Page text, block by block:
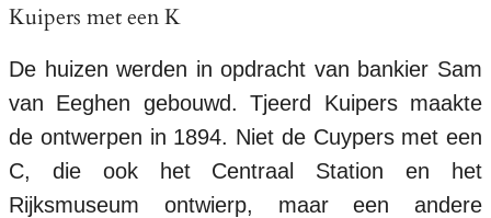
Kuipers met een K
De huizen werden in opdracht van bankier Sam
van Eeghen gebouwd. Tjeerd Kuipers maakte
de ontwerpen in 1894. Niet de Cuypers met een
C, die ook het Centraal Station en het
Rijksmuseum ontwierp, maar een andere